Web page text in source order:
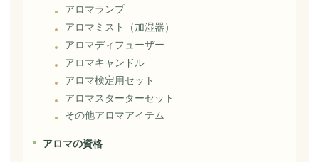
アロマランプ
アロマミスト（加湿器）
アロマディフューザー
アロマキャンドル
アロマ検定用セット
アロマスターターセット
その他アロマアイテム
アロマの資格